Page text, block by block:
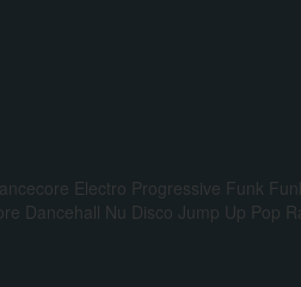
Electro Progressive Funk
Dancehall Nu Disco Jump Up Pop